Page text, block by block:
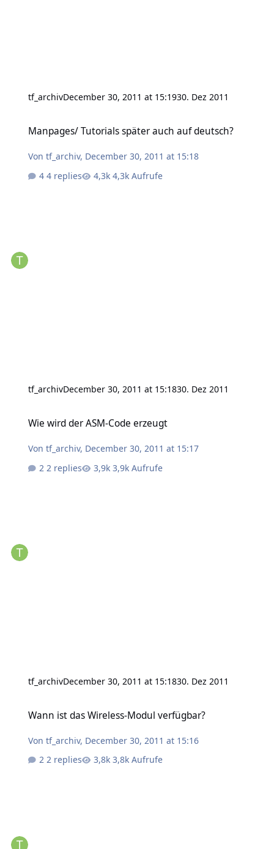
tf_archivDecember 30, 2011 at 15:1930. Dez 2011
Manpages/ Tutorials später auch auf deutsch?
Vontf_archiv, December 30, 2011 at 15:18
4 replies
4,3k Aufrufe
tf_archivDecember 30, 2011 at 15:1830. Dez 2011
Wie wird der ASM-Code erzeugt
Vontf_archiv, December 30, 2011 at 15:17
2 replies
3,9k Aufrufe
tf_archivDecember 30, 2011 at 15:1830. Dez 2011
Wann ist das Wireless-Modul verfügbar?
Vontf_archiv, December 30, 2011 at 15:16
2 replies
3,8k Aufrufe